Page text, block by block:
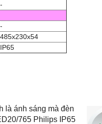
-
-
485x230x54
IP65
là ánh sáng mà đèn
765 Philips IP65